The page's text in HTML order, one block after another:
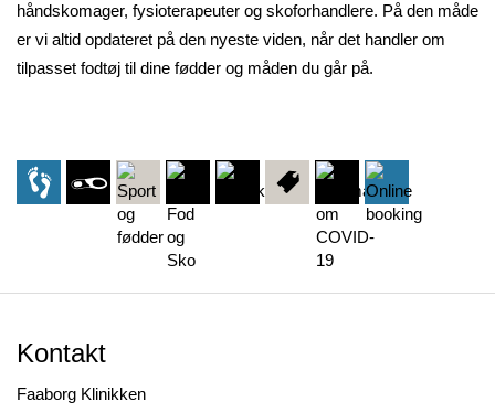
håndskomager, fysioterapeuter og skoforhandlere. På den måde
er vi altid opdateret på den nyeste viden, når det handler om
tilpasset fodtøj til dine fødder og måden du går på.
Kontakt
Faaborg Klinikken